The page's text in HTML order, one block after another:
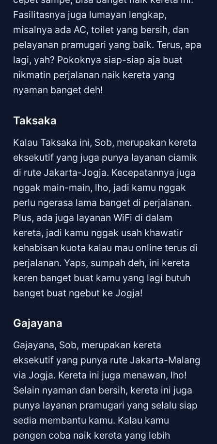
Fasilitasnya juga lumayan lengkap,
misalnya ada AC, toilet yang bersih, dan
pelayanan pramugari yang baik. Terus, apa
lagi, yah? Pokoknya siap-siap aja buat
nikmatin perjalanan naik kereta yang
nyaman banget deh!
Taksaka
Kalau Taksaka ini, Sob, merupakan kereta
eksekutif yang juga punya layanan ciamik
di rute Jakarta-Jogja. Kecepatannya juga
nggak main-main, lho, jadi kamu nggak
perlu ngerasa lama banget di perjalanan.
Plus, ada juga layanan WiFi di dalam
kereta, jadi kamu nggak usah khawatir
kehabisan kuota kalau mau online terus di
perjalanan. Yaps, sumpah deh, ini kereta
keren banget buat kamu yang lagi butuh
banget buat ngebut ke Jogja!
Gajayana
Gajayana, Sob, merupakan kereta
eksekutif yang punya rute Jakarta-Malang
via Jogja. Kereta ini juga menawan, lho!
Selain nyaman dan bersih, kereta ini juga
punya layanan pramugari yang selalu siap
sedia membantu kamu. Kalau kamu
pengen coba naik kereta yang lebih